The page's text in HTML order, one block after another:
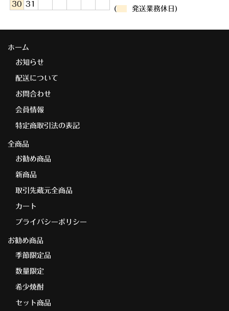
30 31
( 発送業務休日)
ホーム
お知らせ
配送について
お問合わせ
会員情報
特定商取引法の表記
全商品
お勧め商品
新商品
取引先蔵元全商品
カート
プライバシーポリシー
お勧め商品
季節限定品
数量限定
希少焼酎
セット商品